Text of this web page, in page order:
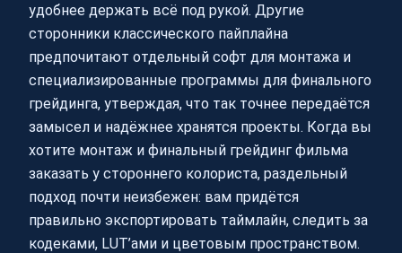
удобнее держать всё под рукой. Другие
сторонники классического пайплайна
предпочитают отдельный софт для монтажа и
специализированные программы для финального
грейдинга, утверждая, что так точнее передаётся
замысел и надёжнее хранятся проекты. Когда вы
хотите монтаж и финальный грейдинг фильма
заказать у стороннего колориста, раздельный
подход почти неизбежен: вам придётся
правильно экспортировать таймлайн, следить за
кодеками, LUT’ами и цветовым пространством.